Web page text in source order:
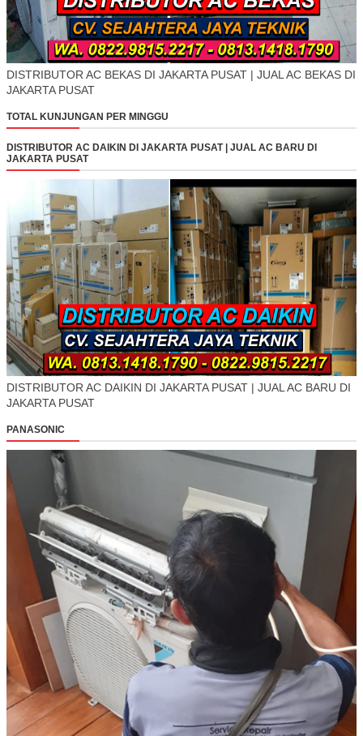
DISTRIBUTOR AC BEKAS DI JAKARTA PUSAT | JUAL AC BEKAS DI
JAKARTA PUSAT
TOTAL KUNJUNGAN PER MINGGU
DISTRIBUTOR AC DAIKIN DI JAKARTA PUSAT | JUAL AC BARU DI
JAKARTA PUSAT
DISTRIBUTOR AC DAIKIN DI JAKARTA PUSAT | JUAL AC BARU DI
JAKARTA PUSAT
PANASONIC